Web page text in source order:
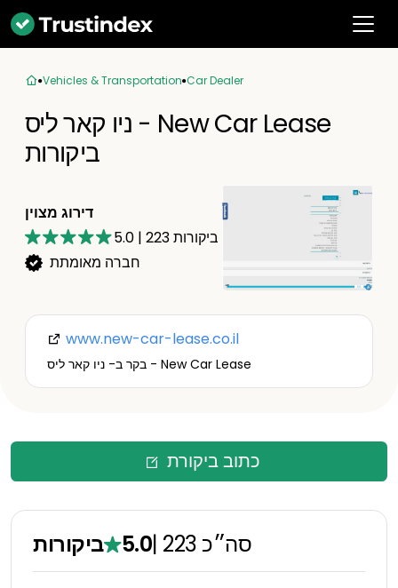
Vehicles & Transportation Car Dealer
ניו קאר ליס - New Car Lease
ביקורות
דירוג מצוין
5.0 | 223ביקורות
חברה מאומתת
www.new-car-lease.co.il
בקר ב- ניו קאר ליס - New Car Lease
כתוב ביקורת
ביקורות 5.0| 223 סה״כ